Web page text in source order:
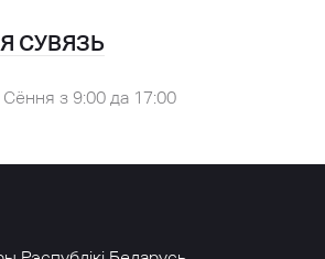
СУВЯЗЬ
Сёння з 9:00 да 17:00